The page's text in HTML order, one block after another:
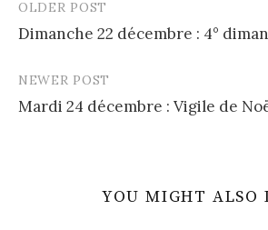
Post
navigation
OLDER POST
Dimanche 22 décembre : 4°
NEWER POST
Mardi 24 décembre : Vigile de
YOU MIGHT ALSO